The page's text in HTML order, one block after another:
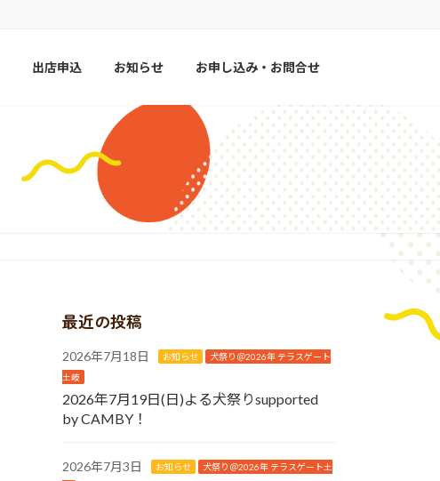
出店申込 お知らせ お申し込み・お問合せ
最近の投稿
2026年7月18日 お知らせ
犬祭り＠2026年 テラスゲート
土岐
2026年7月19日(日)よる犬祭りsupported
by CAMBY！
2026年7月3日 お知らせ
犬祭り＠2026年 テラスゲート土